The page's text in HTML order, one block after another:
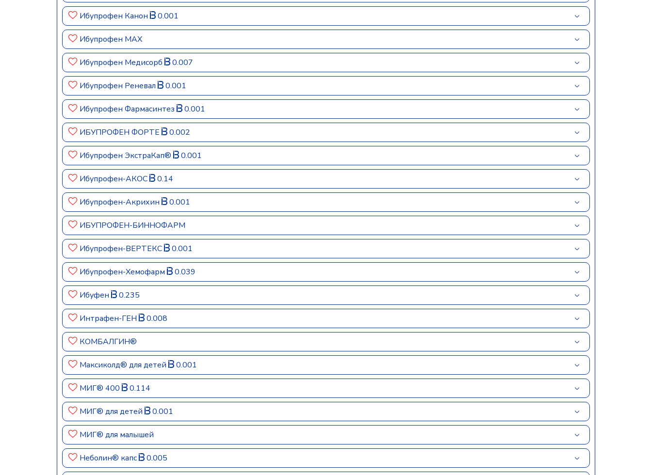
Ибупрофен Канон 0.001
Ибупрофен МАХ
Ибупрофен Медисорб 0.007
Ибупрофен Реневал 0.001
Ибупрофен Фармасинтез 0.001
ИБУПРОФЕН ФОРТЕ 0.002
Ибупрофен ЭкстраКап® 0.001
Ибупрофен-АКОС 0.14
Ибупрофен-Акрихин 0.001
ИБУПРОФЕН-БИННОФАРМ
Ибупрофен-ВЕРТЕКС 0.001
Ибупрофен-Хемофарм 0.039
Ибуфен 0.235
Интрафен-ГЕН 0.008
КОМБАЛГИН®
Максиколд® для детей 0.001
МИГ® 400 0.114
МИГ® для детей 0.001
МИГ® для малышей
Неболин® капс 0.005